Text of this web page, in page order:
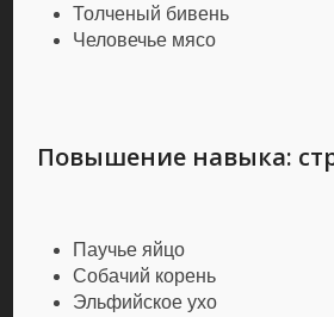
Толченый бивень
Человечье мясо
Повышение навыка:
Паучье яйцо
Собачий корень
Эльфийское ухо